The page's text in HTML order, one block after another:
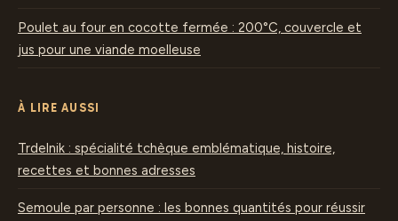
Poulet au four en cocotte fermée : 200°C, couvercle et
jus pour une viande moelleuse
À LIRE AUSSI
Trdelnik : spécialité tchèque emblématique, histoire,
recettes et bonnes adresses
Semoule par personne : les bonnes quantités pour réussir